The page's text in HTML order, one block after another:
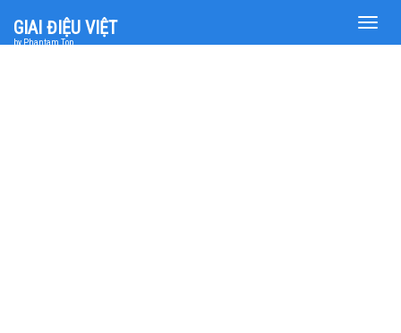
Toggle
GIAI ĐIỆU VIỆT
by Phantam Top